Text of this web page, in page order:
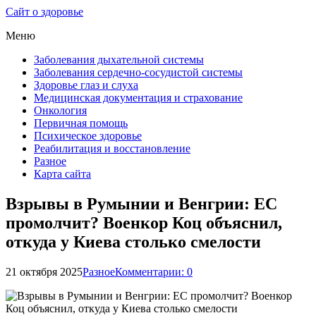
Сайт о здоровье
Меню
Заболевания дыхательной системы
Заболевания сердечно-сосудистой системы
Здоровье глаз и слуха
Медицинская документация и страхование
Онкология
Первичная помощь
Психическое здоровье
Реабилитация и восстановление
Разное
Карта сайта
Взрывы в Румынии и Венгрии: ЕС
промолчит? Военкор Коц объяснил,
откуда у Киева столько смелости
21 октября 2025РазноеКомментарии: 0